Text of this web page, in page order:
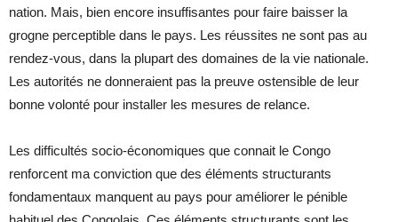
nation. Mais, bien encore insuffisantes pour faire baisser la
grogne perceptible dans le pays. Les réussites ne sont pas au
rendez-vous, dans la plupart des domaines de la vie nationale.
Les autorités ne donneraient pas la preuve ostensible de leur
bonne volonté pour installer les mesures de relance.
Les difficultés socio-économiques que connait le Congo
renforcent ma conviction que des éléments structurants
fondamentaux manquent au pays pour améliorer le pénible